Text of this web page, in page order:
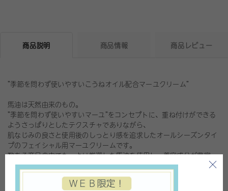
商品説明 商品情報 商品レビュー
”季節を問わず使いやすいこうねオイル配合マーユクリーム”
馬油は天然由来のもの。
”季節を問わず使いやすいマーユ”をコンセプトに、重ね付けができる
ようさっぱりとしたテクスチャでありながら、
肌なじみの良さと使用後のしっとり感を追求したオールシーズンタイ
プのフェイシャル用マーユクリームです。
数ある商品の中でも、より厳選した馬油を使用し、美容成分が豊富
な“こうねオイル”は ぜいたくに配合。
入浴後や化粧水後の潤ったお肌の上に、ラッピングするようにうすく
伸ばしてご使用ください。